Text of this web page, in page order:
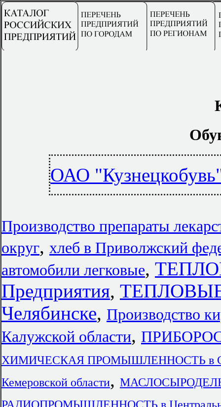
ОАО
Производство препараты
округ, хлеб в Приволжский
автомобили легковые,
Предприятия,
Челябинске, Производство
Калужской области,
ХИМИЧЕСКАЯ ПРОМЫШЛЕННОСТЬ в
Кемеровской области,
РАДИОПРОМЫШЛЕННОСТЬ в